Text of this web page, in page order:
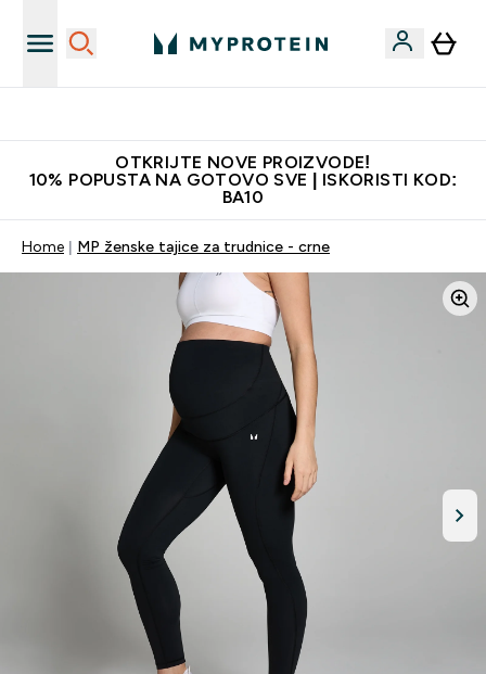
OTKRIJTE NOVE PROIZVODE!
10% POPUSTA NA GOTOVO SVE | ISKORISTI KOD:
BA10
Home MP ženske tajice za trudnice - crne